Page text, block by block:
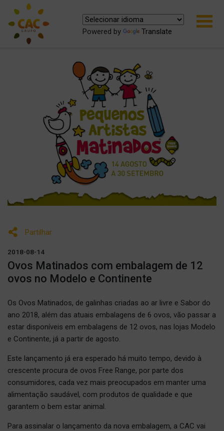
Powered by Translate
Partilhar
2018-08-14
Ovos Matinados com embalagem de 12
ovos no Modelo e Continente
Os Ovos Matinados, de galinhas criadas ao ar livre e Sabor do
ano 2018, além das atuais embalagens de 6 ovos, vão passar a
estar disponíveis em embalagens de 12 ovos, nas lojas Modelo
e Continente, já a partir de agosto.
Este lançamento já era esperado há muito tempo, devido à
crescente procura de ovos Free Range, por parte dos
consumidores, cada vez mais preocupados em manter uma
alimentação saudável, com produtos de qualidade e que
garantem o bem estar animal.
Para assinalar o lançamento da nova embalagem, a CAC vai